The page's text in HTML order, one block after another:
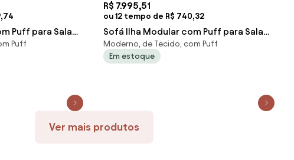
Puff para Sala
Boucle B
Puff
R$ 7.995,51
ou 12 tempo de R$ 740,32
Sofá Ilha Modular com Puff para Sala
Living 312cm Georgia Z08 Veludo V
Moderno, de Tecido, com Puff
Em estoque
Ver mais produtos